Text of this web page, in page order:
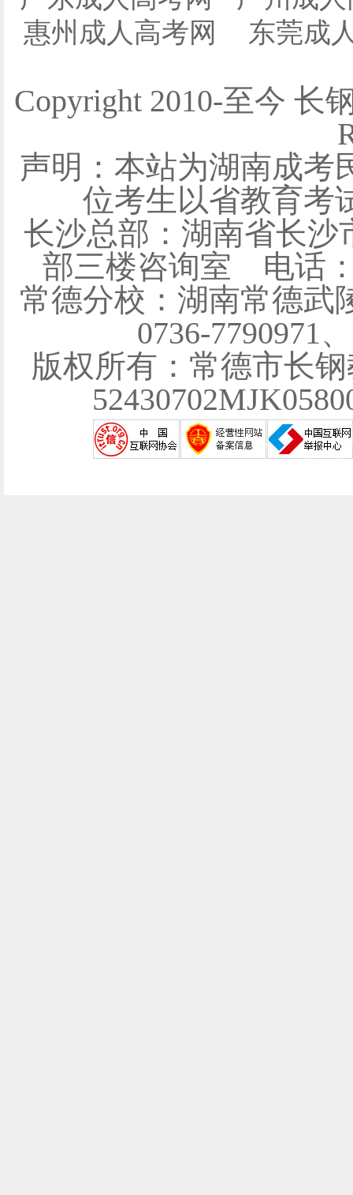
惠州成人高考网
东莞成
Copyright 2010-至今 长
声明：本站为湖南成考
位考生以省教育考
长沙总部：湖南省长沙
部三楼咨询室 电话：
常德分校：湖南常德
0736-7790971
版权所有：常德市长